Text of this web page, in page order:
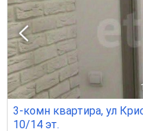
1
3-комн квартира, ул
10/14 эт.